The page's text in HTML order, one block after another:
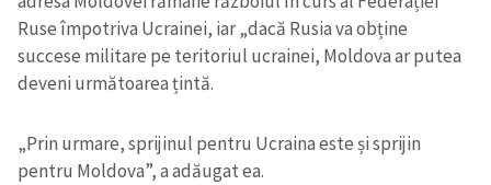
Ruse împotriva Ucrainei, iar „dacă Rusia va obține
succese militare pe teritoriul ucrainei, Moldova ar putea
deveni următoarea țintă.
„Prin urmare, sprijinul pentru Ucraina este și sprijin
pentru Moldova”, a adăugat ea.